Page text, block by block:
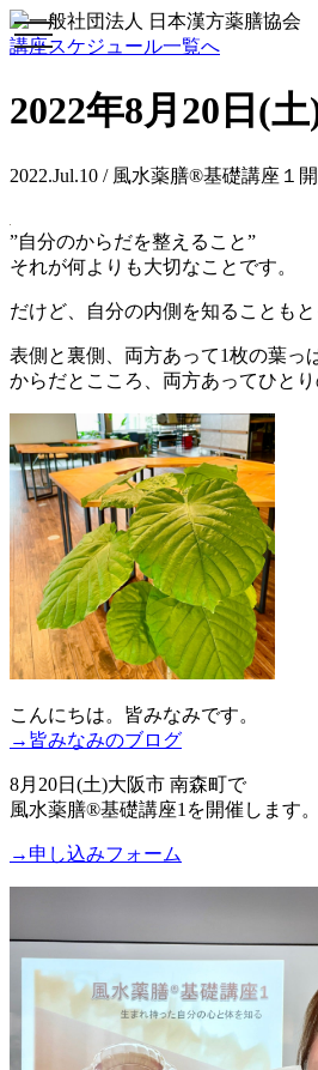
toggle
navigation
講座スケジュール一覧へ
2022年8月20日(
2022.Jul.10 / 風水薬膳®基礎講座１
”自分のからだを整えること”
それが何よりも大切なことです。
だけど、自分の内側を知ることもと
表側と裏側、両方あって1枚の葉っ
からだとこころ、両方あってひとり
こんにちは。皆みなみです。
→皆みなみのブログ
8月20日(土)大阪市 南森町で
風水薬膳®基礎講座1を開催します。
→申し込みフォーム